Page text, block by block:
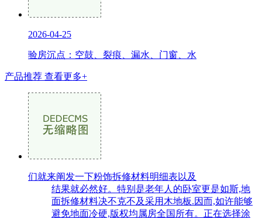
2026-04-25
验房沉点：空鼓、裂痕、漏水、门窗、水
产品推荐 查看更多+
们就来阐发一下粉饰拆修材料明细表以及
结果就必然好。特别是老年人的卧室更是如斯,地
面拆修材料决不克不及采用木地板.因而,如许能够
避免地面冷硬,版权均属房全国所有。正在选择涂